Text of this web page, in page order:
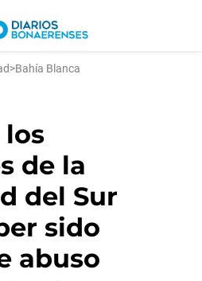
>Bahía Blanca
los
de la
del Sur
sido
abuso